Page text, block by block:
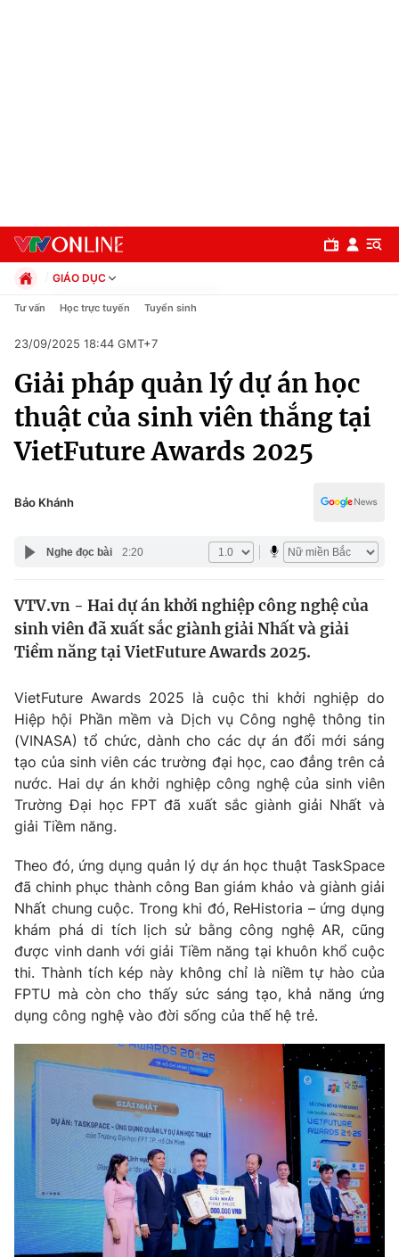
Chuyên mục
Chính trị
Xã hội
Pháp luật
Y tế
Thế giới
Tin tức
Câu chuyện quốc tế
Kinh tế
Tài chính
Thị trường
Góc doanh nghiệp
Dữ liệu và đời sống
Truyền hình
Phim VTV
Hậu trường
Nhân vật
Khán giả
Giải sao mai
Giải trí
Điện ảnh
Âm nhạc
Sao
Đời sống
Du lịch
Làm đẹp
Chất lượng cuộc sống
Giáo dục
Tuyển sinh
Học trực tuyến
Công nghệ
Hitech Công nghệ tương lai
Sản phẩm
Thị trường
Tư vấn
Giao lưu trực tuyến
Lịch phát sóng
Chuyên mục khác
Emagazine Podcast
Photo Infographic
GIÁO DỤC
Chính trị
Pháp luật
Kinh tế
Thể thao
Truyền hình
Văn hóa - Giải trí
Tư vấn Học trực tuyến Tuyển sinh
23/09/2025 18:44 GMT+7
Giải pháp quản lý dự án học
thuật của sinh viên thắng tại
VietFuture Awards 2025
Bảo Khánh
Nghe đọc bài 2:20
VTV.vn - Hai dự án khởi nghiệp công nghệ của
sinh viên đã xuất sắc giành giải Nhất và giải
Tiềm năng tại VietFuture Awards 2025.
VietFuture Awards 2025 là cuộc thi khởi nghiệp do
Hiệp hội Phần mềm và Dịch vụ Công nghệ thông tin
(VINASA) tổ chức, dành cho các dự án đổi mới sáng
tạo của sinh viên các trường đại học, cao đẳng trên cả
nước. Hai dự án khởi nghiệp công nghệ của sinh viên
Trường Đại học FPT đã xuất sắc giành giải Nhất và
giải Tiềm năng.
Theo đó, ứng dụng quản lý dự án học thuật TaskSpace
đã chinh phục thành công Ban giám khảo và giành giải
Nhất chung cuộc. Trong khi đó, ReHistoria – ứng dụng
khám phá di tích lịch sử bằng công nghệ AR, cũng
được vinh danh với giải Tiềm năng tại khuôn khổ cuộc
thi. Thành tích kép này không chỉ là niềm tự hào của
FPTU mà còn cho thấy sức sáng tạo, khả năng ứng
dụng công nghệ vào đời sống của thế hệ trẻ.